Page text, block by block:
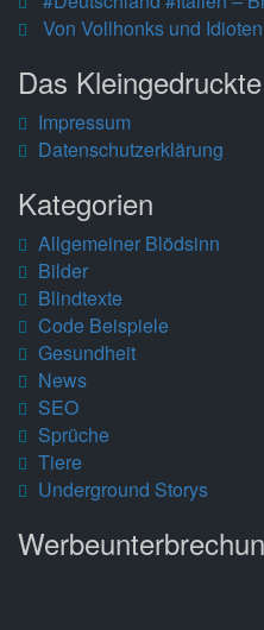
Von Vollhonks und Idioten
Das Kleingedruckte
Impressum
Datenschutzerklärung
Kategorien
Allgemeiner Blödsinn
Bilder
Blindtexte
Code Beispiele
Gesundheit
News
SEO
Sprüche
Tiere
Underground Storys